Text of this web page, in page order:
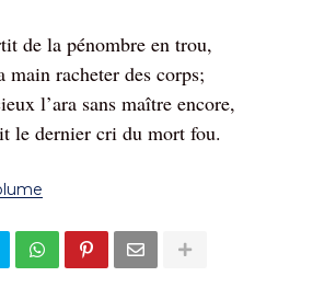
de la pénombre en trou,
main racheter des corps;
l’ara sans maître encore,
le dernier cri du mort fou.